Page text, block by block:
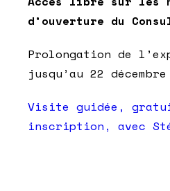
d’ouverture du
Prolongation de
jusqu’au 22
Visite guidée,
inscription, avec